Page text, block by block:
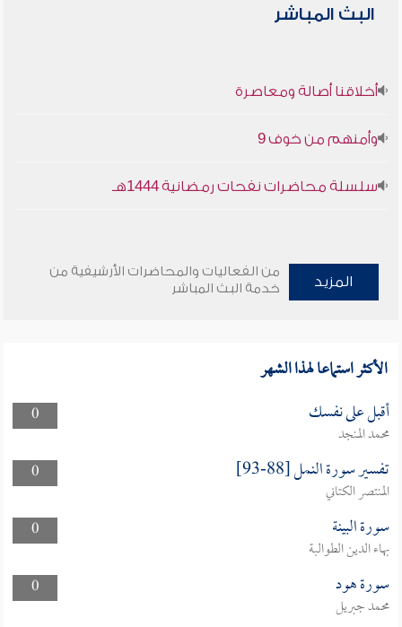
البث المباشر
أخلاقنا أصالة ومعاصرة
وأمنهم من خوف 9
سلسلة محاضرات نفحات رمضانية 1444هـ
المزيد
من الفعاليات والمحاضرات الأرشيفية من
خدمة البث المباشر
الأكثر استماعا لهذا الشهر
0 أقبل على نفسك
محمد المنجد
0
تفسير سورة النمل [88-93]
المنتصر الكتاني
0
سورة البينة
بهاء الدين الطوالبة
0
سورة هود
محمد جبريل